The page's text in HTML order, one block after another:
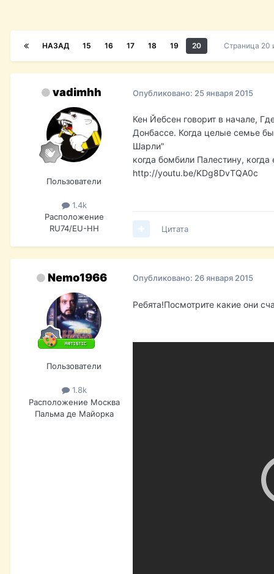
НАЗАД 15 16 17 18 19 20 Страница 20
vadimhh
Пользователи
1.4k
Расположение
RU74/EU-HH
Опубликовано: 25 января 2015
Кен Йебсен говорит в начале,
Донбассе. Когда целые семье
Шарли"
когда бомбили Палестину,
http://youtu.be/KDg8DvTQA0c
Цитата
Nemo1966
Пользователи
1.8k
Расположение Москва
Пальма де Майорка
Опубликовано: 26 января 2015
Ребята!Посмотрите какие они